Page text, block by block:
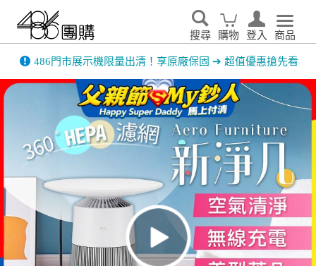
搜尋 購物 登入 商品
486門市展示機限量出清！享原廠保固 ➔ 超值優惠搶先看